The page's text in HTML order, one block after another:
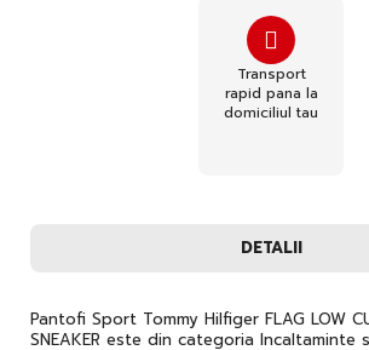
Transport
rapid pana la
domiciliul tau
DETALII
Pantofi Sport Tommy Hilfiger FLAG LOW
SNEAKER este din categoria Incaltaminte